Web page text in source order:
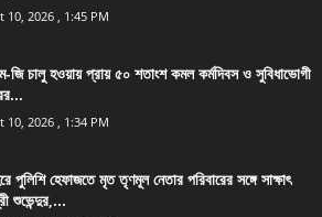
10, 2026 , 1:45 PM
জি চালু হওয়ায় প্রায় ৫০ শতাংশ কমল কর্মদিবস ও সুবিধাভোগী
10, 2026 , 1:34 PM
পুলিশি হেফাজতে মৃত তৃণমূল নেতার পরিবারের সঙ্গে সাক্ষাৎ
শুভেন্দুর,...